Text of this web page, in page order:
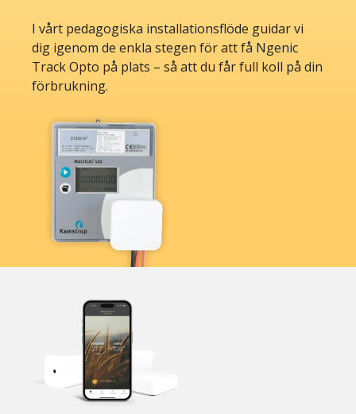
I vårt pedagogiska installationsflöde guidar vi
dig igenom de enkla stegen för att få Ngenic
Track Opto på plats – så att du får full koll på din
förbrukning.